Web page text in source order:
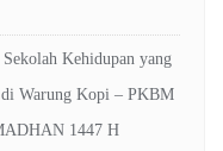
Kehidupan yang
Warung Kopi – PKBM
1447 H